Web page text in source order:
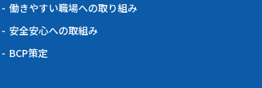
働きやすい職場への取り組み
安全安心への取組み
BCP策定